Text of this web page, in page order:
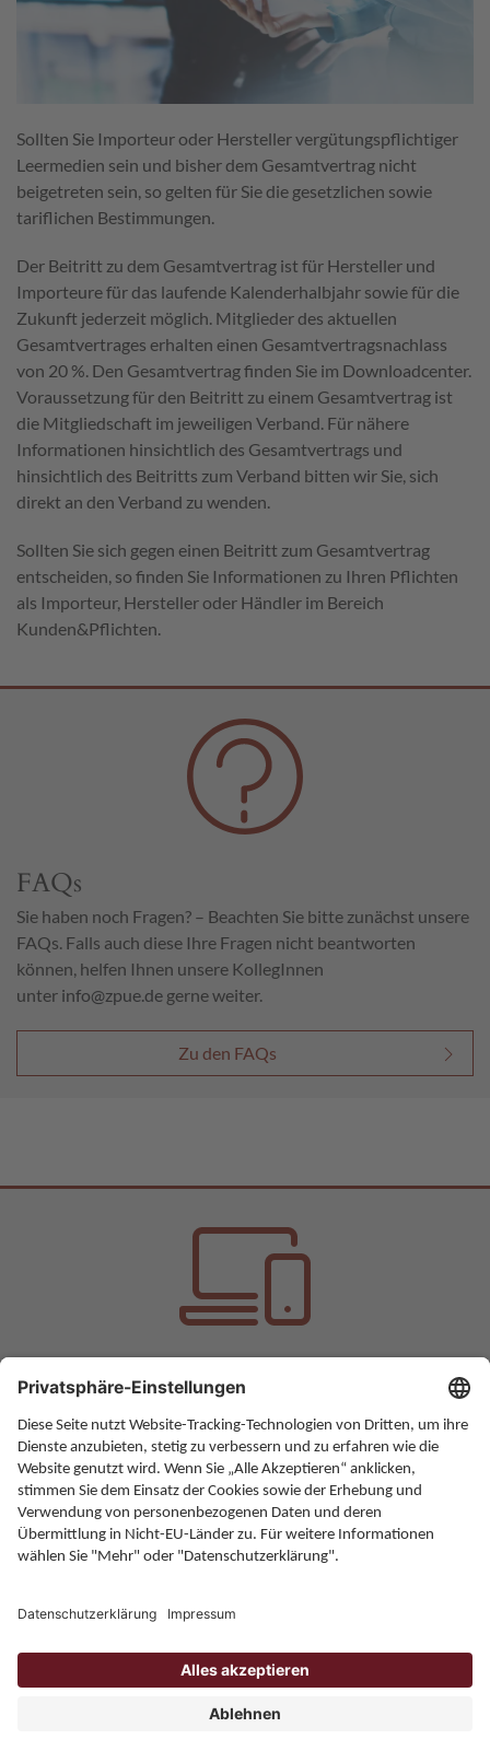
Sollten Sie Importeur oder Hersteller vergütungspflichtiger
Leermedien sein und bisher dem Gesamtvertrag nicht
beigetreten sein, so gelten für Sie die gesetzlichen sowie
tariflichen Bestimmungen.
Der Beitritt zu dem Gesamtvertrag ist für Hersteller und
Importeure für das laufende Kalenderhalbjahr sowie für die
Zukunft jederzeit möglich. Mitglieder des aktuellen
Gesamtvertrages erhalten einen Gesamtvertragsnachlass
von 20 %. Den Gesamtvertrag finden Sie im Downloadcenter.
Voraussetzung für den Beitritt zu einem Gesamtvertrag ist
die Mitgliedschaft im jeweiligen Verband. Für nähere
Informationen hinsichtlich des Gesamtvertrags und
hinsichtlich des Beitritts zum Verband bitten wir Sie, sich
direkt an den Verband zu wenden.
Sollten Sie sich gegen einen Beitritt zum Gesamtvertrag
entscheiden, so finden Sie Informationen zu Ihren Pflichten
als Importeur, Hersteller oder Händler im Bereich
Kunden&Pflichten.
FAQs
Sie haben noch Fragen? – Beachten Sie bitte zunächst unsere
FAQs. Falls auch diese Ihre Fragen nicht beantworten
können, helfen Ihnen unsere KollegInnen
unter info@zpue.de gerne weiter.
Zu den FAQs
Downloadcenter
Im Downloadcenter finden Sie alle Formulare,
Gesamtverträge sowie Tarife.
Zum Downloadcenter
Allgemeine Bedingungen
Onlineportal
ZPÜ - Gesellschaft des bürgerlichen Rechts. Gesellschafter: die